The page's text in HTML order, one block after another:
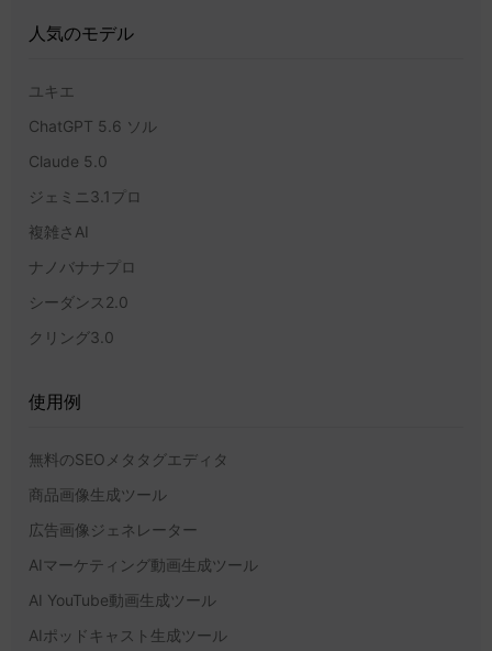
人気のモデル
ユキエ
ChatGPT 5.6 ソル
Claude 5.0
ジェミニ3.1プロ
複雑さAI
ナノバナナプロ
シーダンス2.0
クリング3.0
使用例
無料のSEOメタタグエディタ
商品画像生成ツール
広告画像ジェネレーター
AIマーケティング動画生成ツール
AI YouTube動画生成ツール
AIポッドキャスト生成ツール